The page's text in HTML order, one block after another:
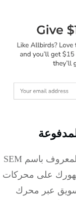
، والمعروف باسم SEM
على محركات
عبر محرك